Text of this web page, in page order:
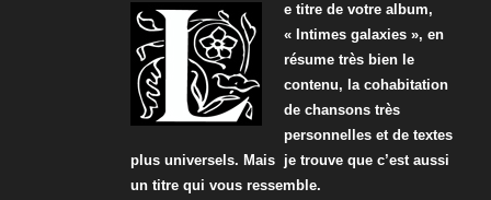
e titre de votre album,
« Intimes galaxies », en
résume très bien le
contenu, la cohabitation
de chansons très
personnelles et de textes
plus universels. Mais je trouve que c’est aussi
un titre qui vous ressemble.